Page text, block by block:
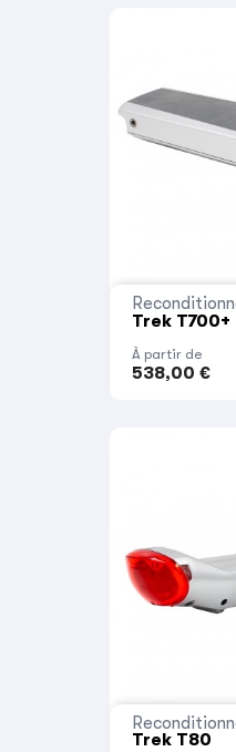
Trek T700+
À partir de
538,00 €
Trek T80